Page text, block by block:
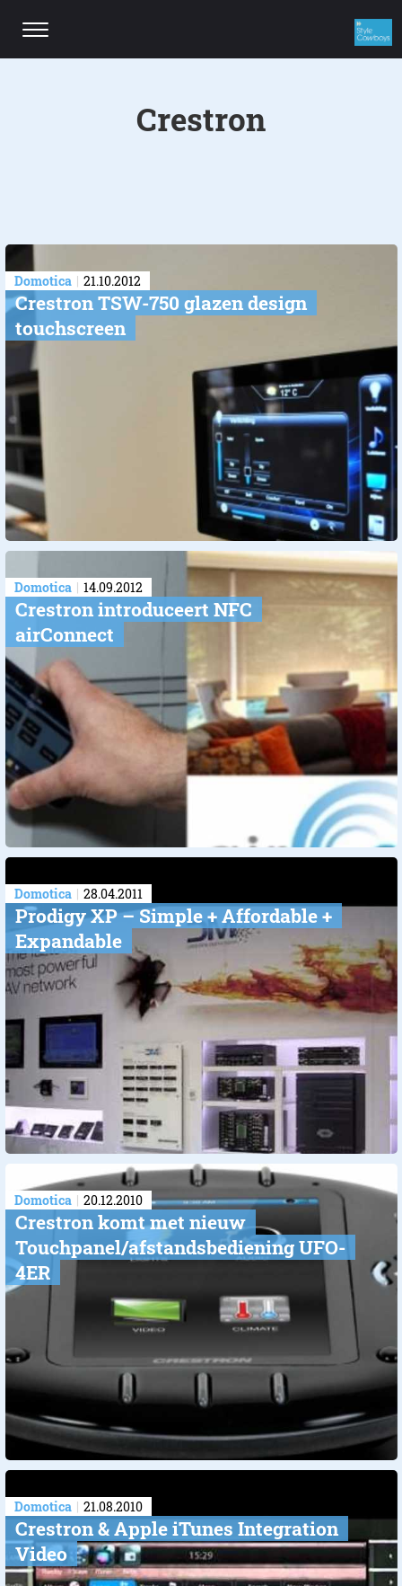
Domotica 21.10.2012
Crestron TSW-750 glazen design
touchscreen
Domotica 14.09.2012
Crestron introduceert NFC
airConnect
Domotica 28.04.2011
Prodigy XP – Simple + Affordable +
Expandable
Domotica 20.12.2010
Crestron komt met nieuw
Touchpanel/afstandsbediening UFO-
4ER
Domotica 21.08.2010
Crestron & Apple iTunes Integration
Video